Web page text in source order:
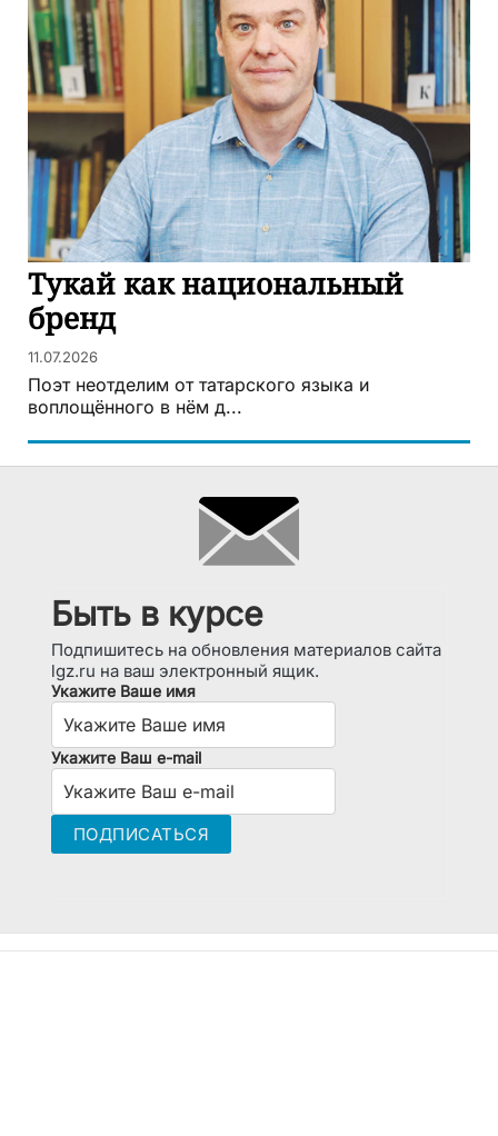
Тукай как национальный
бренд
11.07.2026
Поэт неотделим от татарского языка и
воплощённого в нём д...
Быть в курсе
Подпишитесь на обновления материалов сайта
lgz.ru на ваш электронный ящик.
Укажите Ваше имя
Укажите Ваш e-mail